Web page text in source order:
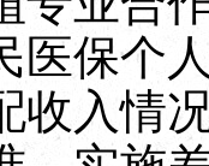
医保个
收入情